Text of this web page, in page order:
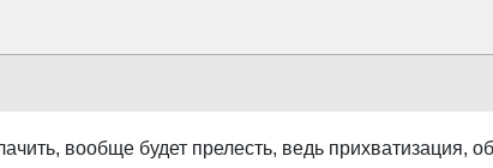
вообще будет прелесть, ведь прихватизация,